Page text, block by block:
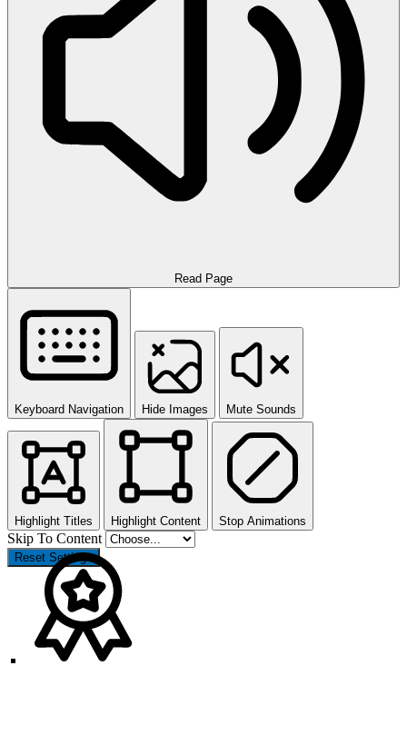
Read Page
Keyboard Navigation Hide Images Mute Sounds
Highlight Titles Highlight Content Stop Animations
Skip To Content
Reset Settings